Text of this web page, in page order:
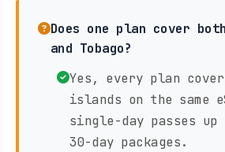
Does one plan cover
and Tobago?
Yes, every plan
islands on the same
single-day passes up
30-day packages.